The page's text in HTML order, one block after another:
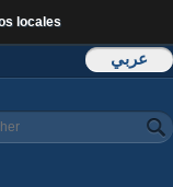
locales
عربي
de